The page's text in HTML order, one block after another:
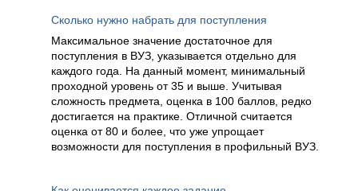
Максимальное значение достаточное для
поступления в ВУЗ, указывается отдельно для
каждого года. На данный момент, минимальный
проходной уровень от 35 и выше. Учитывая
сложность предмета, оценка в 100 баллов, редко
достигается на практике. Отличной считается
оценка от 80 и более, что уже упрощает
возможности для поступления в профильный ВУЗ.
Сколько нужно набрать для поступления